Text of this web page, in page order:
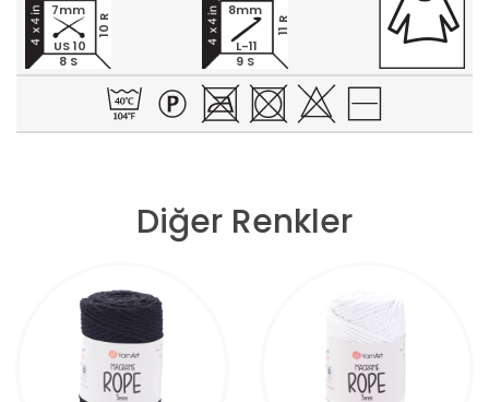
8 S
10 R
7mm
US 10
9 S
11 R
8mm
L-11
Diğer Renkler